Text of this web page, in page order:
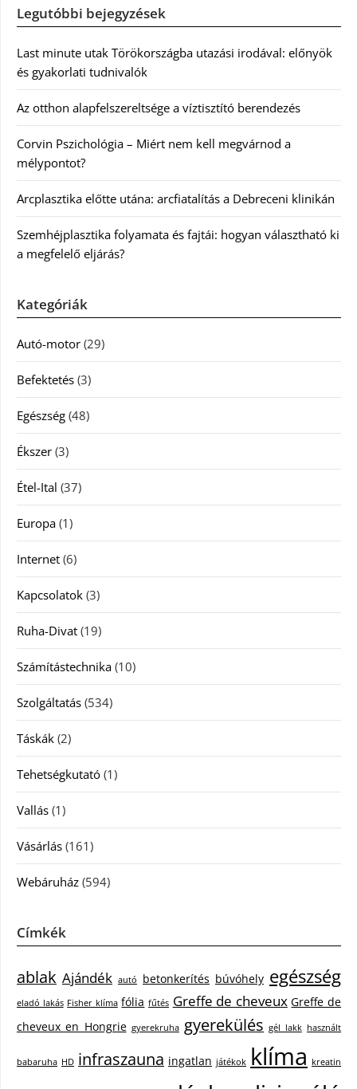
Legutóbbi bejegyzések
Last minute utak Törökországba utazási irodával: előnyök
és gyakorlati tudnivalók
Az otthon alapfelszereltsége a víztisztító berendezés
Corvin Pszichológia – Miért nem kell megvárnod a
mélypontot?
Arcplasztika előtte utána: arcfiatalítás a Debreceni klinikán
Szemhéjplasztika folyamata és fajtái: hogyan választható ki
a megfelelő eljárás?
Kategóriák
Autó-motor (29)
Befektetés (3)
Egészség (48)
Ékszer (3)
Étel-Ital (37)
Europa (1)
Internet (6)
Kapcsolatok (3)
Ruha-Divat (19)
Számítástechnika (10)
Szolgáltatás (534)
Táskák (2)
Tehetségkutató (1)
Vallás (1)
Vásárlás (161)
Webáruház (594)
Címkék
ablak Ajándék autó betonkerítés búvóhely egészség
eladó lakás Fisher klíma fólia fűtés Greffe de cheveux Greffe de
cheveux en Hongrie gyerekruha gyerekülés gél lakk használt
babaruha HD infraszauna ingatlan játékok klíma kreatin